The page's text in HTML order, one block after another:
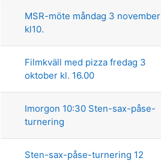
MSR-möte måndag 3 november
kl10.
Filmkväll med pizza fredag 3
oktober kl. 16.00
Imorgon 10:30 Sten-sax-påse-
turnering
Sten-sax-påse-turnering 12